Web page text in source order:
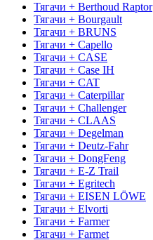
Тягачи + Berthoud Raptor
Тягачи + Bourgault
Тягачи + BRUNS
Тягачи + Capello
Тягачи + CASE
Тягачи + Case IH
Тягачи + CAT
Тягачи + Caterpillar
Тягачи + Challenger
Тягачи + CLAAS
Тягачи + Degelman
Тягачи + Deutz-Fahr
Тягачи + DongFeng
Тягачи + E-Z Trail
Тягачи + Egritech
Тягачи + EISEN LÖWE
Тягачи + Elvorti
Тягачи + Farmer
Тягачи + Farmet